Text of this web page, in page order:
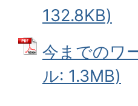
132.8KB)
今までのワ
ル: 1.3MB)